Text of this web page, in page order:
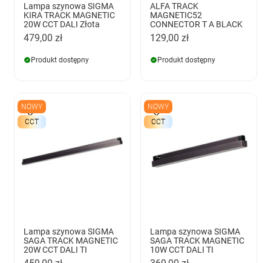
Lampa szynowa SIGMA
KIRA TRACK MAGNETIC
20W CCT DALI Złota
479,00 zł
Produkt dostępny
ALFA TRACK
MAGNETIC52
CONNECTOR T A BLACK
129,00 zł
Produkt dostępny
NOWY
CCT
Lampa szynowa SIGMA
SAGA TRACK MAGNETIC
20W CCT DALI TI
NOWY
CCT
Lampa szynowa SIGMA
SAGA TRACK MAGNETIC
10W CCT DALI TI